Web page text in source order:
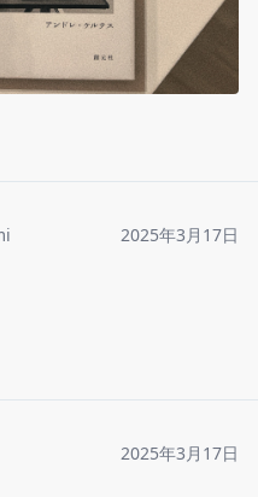
2025年3月17日
2025年3月17日